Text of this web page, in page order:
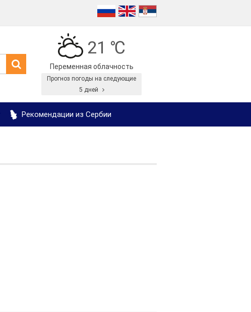
21 ℃
Переменная облачность
Прогноз погоды на следующие
5 дней
Рекомендации из Сербии